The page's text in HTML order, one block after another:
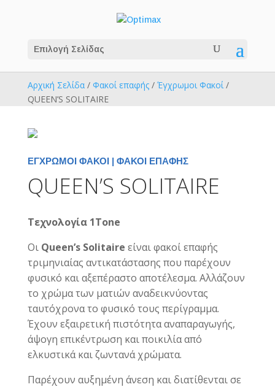
Επιλογή Σελίδας
Αρχική Σελίδα/ Φακοί επαφής/ Έγχρωμοι Φακοί /
QUEEN’S SOLITAIRE
ΈΓΧΡΩΜΟΙ ΦΑΚΟΊ| ΦΑΚΟΊ ΕΠΑΦΉΣ
QUEEN’S SOLITAIRE
Τεχνολογία 1Tone
Οι Queen’s Solitaire είναι φακοί επαφής
τριμηνιαίας αντικατάστασης που παρέχουν
φυσικό και αξεπέραστο αποτέλεσμα. Αλλάζουν
το χρώμα των ματιών αναδεικνύοντας
ταυτόχρονα το φυσικό τους περίγραμμα.
Έχουν εξαιρετική πιστότητα αναπαραγωγής,
άψογη επικέντρωση και ποικιλία από
ελκυστικά και ζωντανά χρώματα.
Παρέχουν αυξημένη άνεση και διατίθενται σε